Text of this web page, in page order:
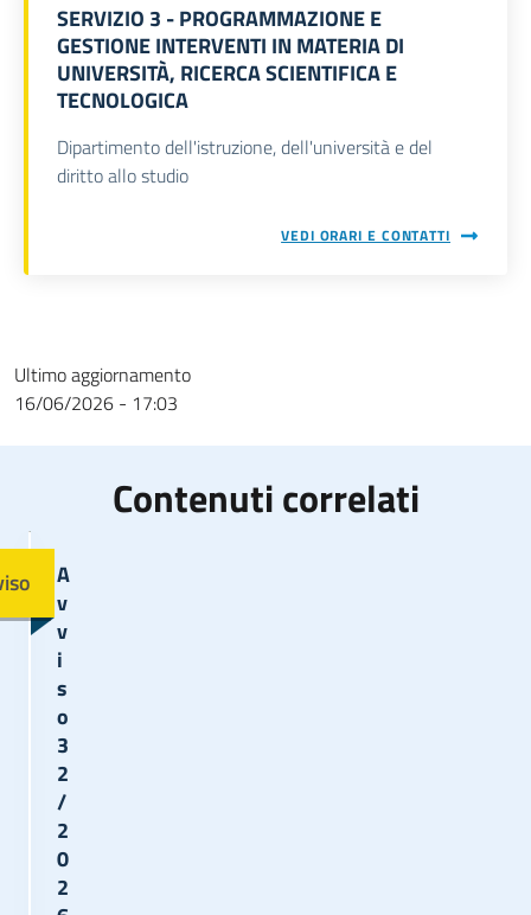
SERVIZIO 3 - PROGRAMMAZIONE E
GESTIONE INTERVENTI IN MATERIA DI
UNIVERSITÀ, RICERCA SCIENTIFICA E
TECNOLOGICA
Dipartimento dell'istruzione, dell'università e del
diritto allo studio
VEDI ORARI E CONTATTI
Ultimo aggiornamento
16/06/2026 - 17:03
Contenuti correlati
Immagine
A
v
v
i
s
o
3
2
/
2
0
2